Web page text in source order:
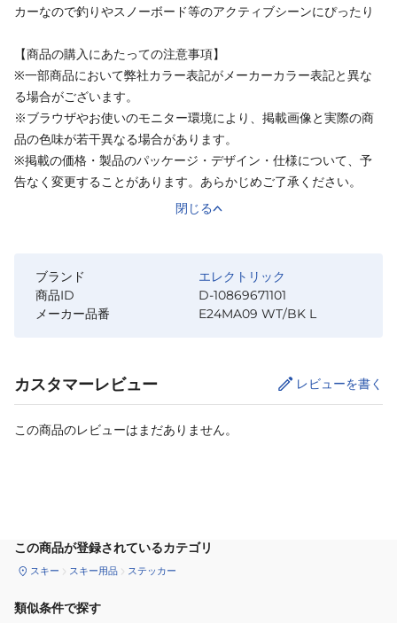
カーなので釣りやスノーボード等のアクティブシーンにぴったり
【商品の購入にあたっての注意事項】
※一部商品において弊社カラー表記がメーカーカラー表記と異な
る場合がございます。
※ブラウザやお使いのモニター環境により、掲載画像と実際の商
品の色味が若干異なる場合があります。
※掲載の価格・製品のパッケージ・デザイン・仕様について、予
告なく変更することがあります。あらかじめご了承ください。
閉じる
ブランド
エレクトリック
商品ID
D-10869671101
メーカー品番
E24MA09 WT/BK L
カスタマーレビュー レビューを書く
この商品のレビューはまだありません。
この商品が登録されているカテゴリ
スキー スキー用品 ステッカー
類似条件で探す